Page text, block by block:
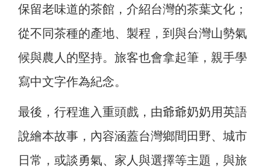
保留老味道的茶館，介紹台灣的茶葉文化；
從不同茶種的產地、製程，到與台灣山勢氣
候與農人的堅持。旅客也會拿起筆，親手學
寫中文字作為紀念。
最後，行程進入重頭戲，由爺爺奶奶用英語
說繪本故事，內容涵蓋台灣鄉間田野、城市
日常，或談勇氣、家人與選擇等主題，與旅